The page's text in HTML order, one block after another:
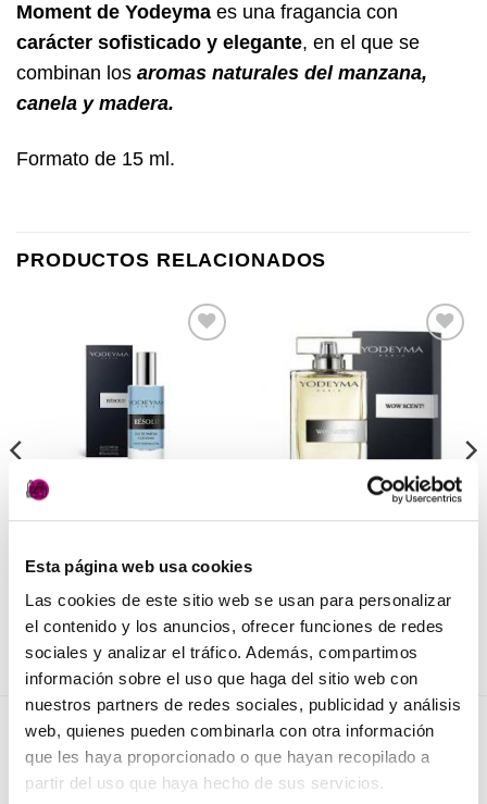
Esta página web usa cookies
Las cookies de este sitio web se usan para personalizar
el contenido y los anuncios, ofrecer funciones de redes
sociales y analizar el tráfico. Además, compartimos
información sobre el uso que haga del sitio web con
nuestros partners de redes sociales, publicidad y análisis
web, quienes pueden combinarla con otra información
que les haya proporcionado o que hayan recopilado a
partir del uso que haya hecho de sus servicios.
Moment de Yodeyma es una fragancia con
carácter sofisticado y elegante, en el que se
combinan los aromas naturales del manzana,
canela y madera.
Formato de 15 ml.
PRODUCTOS RELACIONADOS
Résolu de Yodeyma
7,50€
lista de
deseos
27,50€ (IVA incluido)
AÑADIR AL CARRITO
NOVEDADES